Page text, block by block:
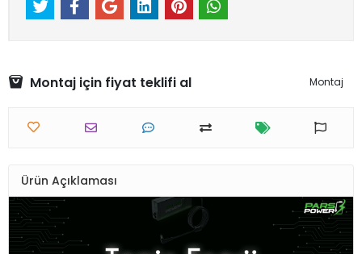
Montaj için fiyat teklifi al Montaj
Ürün Açıklaması